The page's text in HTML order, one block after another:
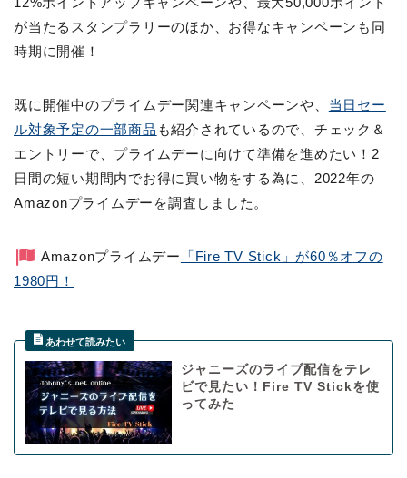
が当たるスタンプラリーのほか、お得なキャンペーンも同
時期に開催！
既に開催中のプライムデー関連キャンペーンや、 当日セー
ル対象予定の一部商品 も紹介されているので、チェック＆
エントリーで、プライムデーに向けて準備を進めたい！2
日間の短い期間内でお得に買い物をする為に、2022年の
Amazonプライムデーを調査しました。
Amazonプライムデー
「Fire TV Stick」が60％オフの
1980円！
ジャニーズのライブ配信をテレ
ビで見たい！Fire TV Stickを使
ってみた